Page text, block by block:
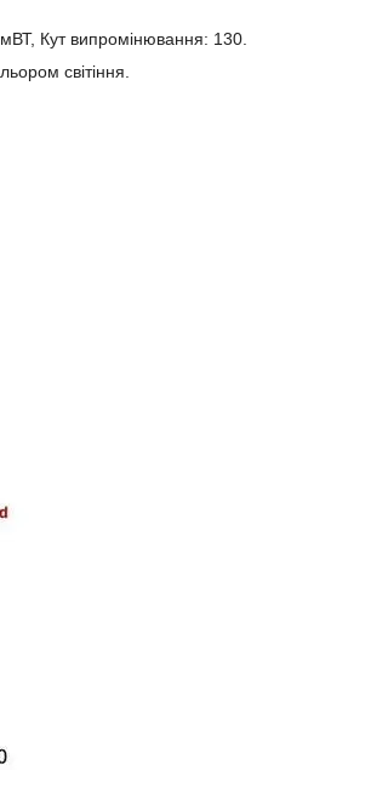
мВТ, Кут випромінювання: 130.
світіння.